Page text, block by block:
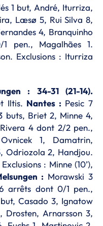
1 but, André, Iturriza,
Læsø 5, Rui Silva 8,
4, Branquinho
pen., Magalhães 1.
Exclusions : Iturriza
: 34-31 (21-14).
Iltis. Nantes : Pesic 7
buts, Briet 2, Minne 4,
4 dont 2/2 pen.,
1, Damatrin,
Odriozola 2, Handjou.
: Minne (10’),
: Morawski 3
arrêts dont 0/1 pen.,
Casado 3, Ignatow
Drosten, Arnarsson 3,